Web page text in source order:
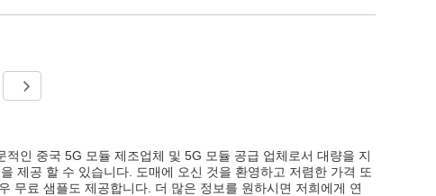
인 중국 5G 모듈 제조업체 및 5G 모듈 공급 업체로서 대량을 지
제공 할 수 있습니다. 도매에 오신 것을 환영하고 저렴한 가격 또
무료 샘플도 제공합니다. 더 많은 정보를 원하시면 저희에게 연